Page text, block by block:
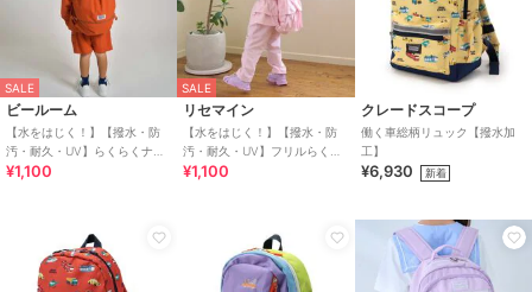
SALE
ビールーム
【水をはじく！】【撥水・防
汚・耐久・UV】らくらくナッ
プ(反射シート付き)【子供服】
¥1,100
SALE
リセマイン
【水をはじく！】【撥水・防
汚・耐久・UV】フリルらくら
くナップ【子供服】【キッ
¥1,100
クレードスコープ
働く車総柄リュック【撥水加
工】
¥6,930 新着